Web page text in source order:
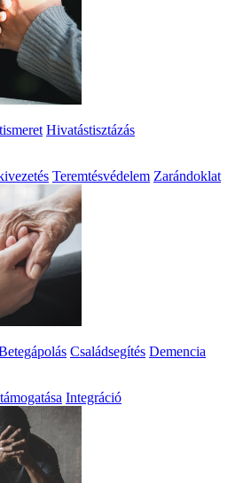
Hivatástisztázás
Teremtésvédelem Zarándoklat
Családsegítés Demencia
Integráció